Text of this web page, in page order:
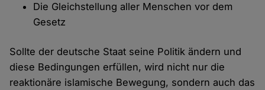
Die Gleichstellung aller Menschen vor dem
Gesetz
Sollte der deutsche Staat seine Politik ändern und
diese Bedingungen erfüllen, wird nicht nur die
reaktionäre islamische Bewegung, sondern auch das